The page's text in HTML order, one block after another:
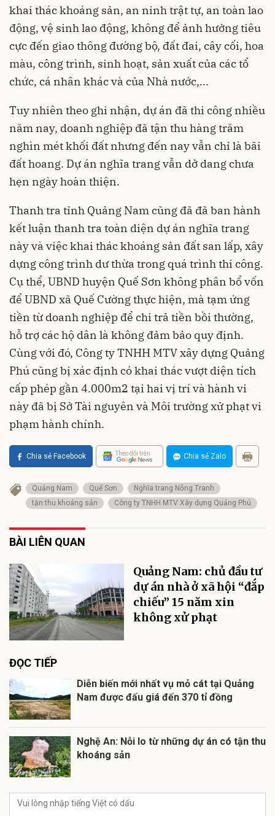
khai thác khoáng sản, an ninh trật tự, an toàn lao
động, vệ sinh lao động, không để ảnh hưởng tiêu
cực đến giao thông đường bộ, đất đai, cây cối, hoa
màu, công trình, sinh hoạt, sản xuất của các tổ
chức, cá nhân khác và của Nhà nước,...
Tuy nhiên theo ghi nhận, dự án đã thi công nhiều
năm nay, doanh nghiệp đã tận thu hàng trăm
nghìn mét khối đất nhưng đến nay vẫn chỉ là bãi
đất hoang. Dự án nghĩa trang vẫn dở dang chưa
hẹn ngày hoàn thiện.
Thanh tra tỉnh Quảng Nam cũng đã đã ban hành
kết luận thanh tra toàn diện dự án nghĩa trang
này và việc khai thác khoáng sản đất san lấp, xây
dựng công trình dư thừa trong quá trình thi công.
Cụ thể, UBND huyện Quế Sơn không phân bổ vốn
để UBND xã Quế Cường thực hiện, mà tạm ứng
tiền từ doanh nghiệp để chi trả tiền bồi thường,
hỗ trợ các hộ dân là không đảm bảo quy định.
Cùng với đó, Công ty TNHH MTV xây dựng Quảng
Phú cũng bị xác định có khai thác vượt diện tích
cấp phép gần 4.000m2 tại hai vị trí và hành vi
này đã bị Sở Tài nguyên và Môi trường xử phạt vi
phạm hành chính.
Chia sẻ Facebook Theo dõi trên Chia sẻ Zalo
Quảng Nam Quế Sơn
Nghĩa trang Nỗng Tranh
tận thu khoáng sản
Công ty TNHH MTV Xây dựng Quảng Phú
BÀI LIÊN QUAN
Quảng Nam: chủ đầu tư
dự án nhà ở xã hội “đắp
chiếu” 15 năm xin
không xử phạt
ĐỌC TIẾP
Diễn biến mới nhất vụ mỏ cát tại Quảng
Nam được đấu giá đến 370 tỉ đồng
Nghệ An: Nỗi lo từ những dự án có tận thu
khoáng sản